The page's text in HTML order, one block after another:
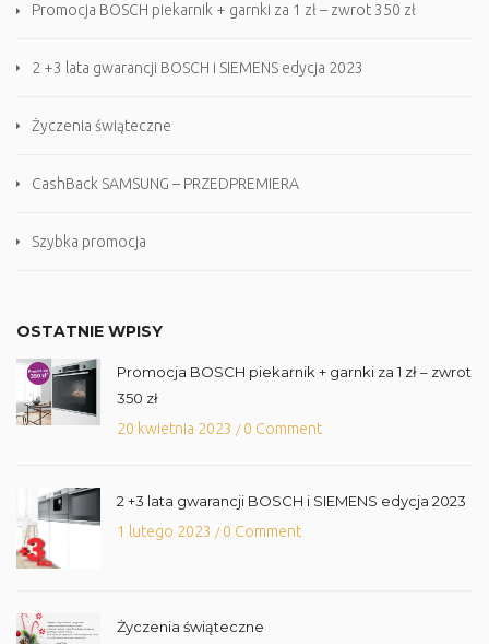
Promocja BOSCH piekarnik + garnki za 1 zł – zwrot 350 zł
2 +3 lata gwarancji BOSCH i SIEMENS edycja 2023
Życzenia świąteczne
CashBack SAMSUNG – PRZEDPREMIERA
Szybka promocja
OSTATNIE WPISY
Promocja BOSCH piekarnik + garnki za 1 zł – zwrot
350 zł
20 kwietnia 2023 /0 Comment
2 +3 lata gwarancji BOSCH i SIEMENS edycja 2023
1 lutego 2023 /0 Comment
Życzenia świąteczne